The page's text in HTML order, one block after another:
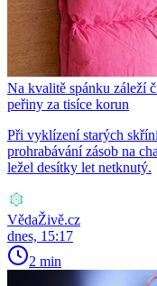
Na kvalitě spánku záleží
peřiny za tisíce korun
Při vyklízení starých
prohrabávání zásob na
ležel desítky let netknutý.
VědaŽivě.cz
dnes, 15:17
2 min